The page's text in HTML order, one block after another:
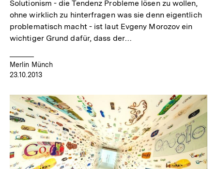
Solutionism - die Tendenz Probleme lösen zu wollen,
ohne wirklich zu hinterfragen was sie denn eigentlich
problematisch macht - ist laut Evgeny Morozov ein
wichtiger Grund dafür, dass der…
Merlin Münch
23.10.2013